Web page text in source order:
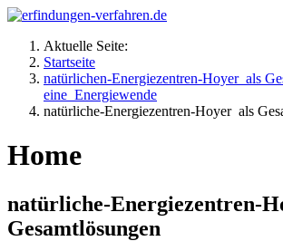
Aktuelle Seite:
Startseite
natürlichen-Energiezentren-Hoyer als
eine Energiewende
natürliche-Energiezentren-Hoyer als
Home
natürliche-Energiezentren-
Gesamtlösungen